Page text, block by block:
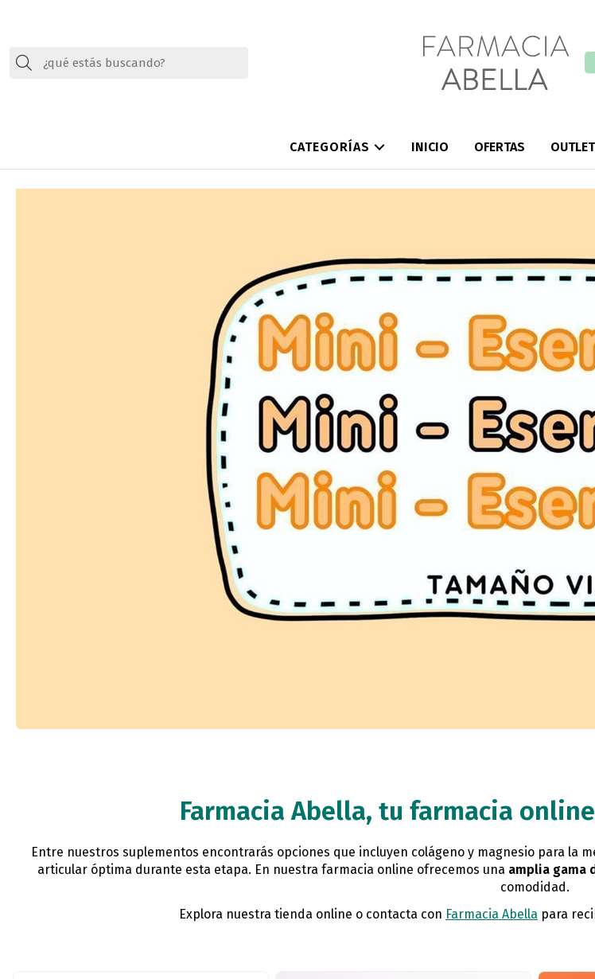
Buscar
CATEGORÍAS INICIO OFERTAS OUTLET
Farmacia Abella, tu farmacia
Entre nuestros suplementos encontrarás opciones que incluyen colágeno y magnesio para la
articular óptima durante esta etapa. En nuestra farmacia online ofrecemos una amplia gama
comodidad.
Explora nuestra tienda online o contacta con Farmacia Abella para